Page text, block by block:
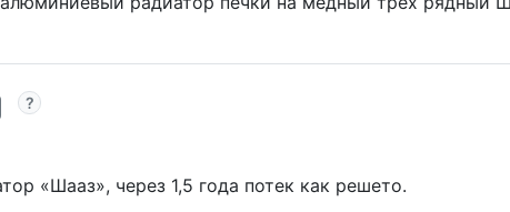
«Шааз», через 1,5 года потек как решето.